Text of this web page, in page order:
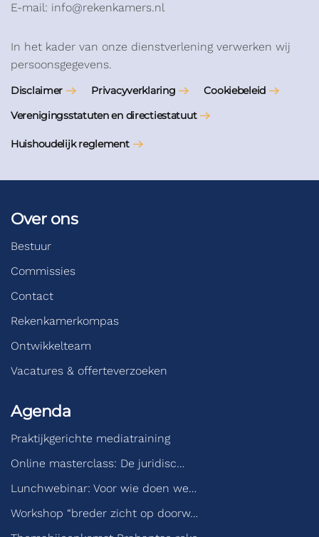
E-mail: info@rekenkamers.nl
In het kader van onze dienstverlening verwerken wij
persoonsgegevens.
Disclaimer Privacyverklaring
Cookiebeleid
Verenigingsstatuten en directiestatuut
Huishoudelijk reglement
Over ons
Bestuur
Commissies
Contact
Rekenkamerkompas
Ontwikkelteam
Vacatures & offerteverzoeken
Agenda
Praktijkgerichte mediatraining
Online masterclass: De juridisc…
Lunchwebinar: Voor wie doen we…
Workshop “breder zicht op doorw…